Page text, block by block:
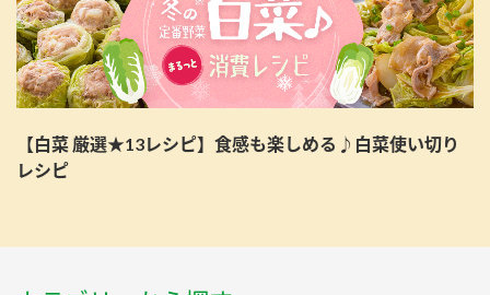
【白菜 厳選★13レシピ】食感も楽しめる♪白菜使い切り
レシピ